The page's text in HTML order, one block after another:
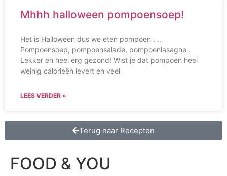
Mhhh halloween pompoensoep!
Het is Halloween dus we eten pompoen . …
Pompoensoep, pompoensalade, pompoenlasagne..
Lekker en heel erg gezond! Wist je dat pompoen heel
weinig calorieën levert en veel
LEES VERDER »
Terug naar Recepten
FOOD & YOU